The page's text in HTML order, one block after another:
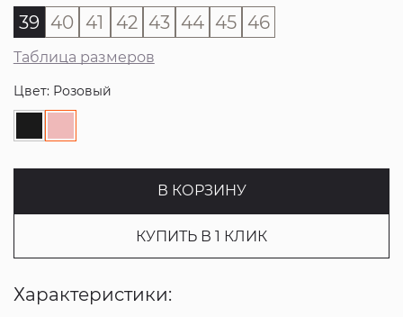
39 40 41 42 43 44 45 46
Таблица размеров
Цвет: Розовый
В КОРЗИНУ
КУПИТЬ В 1 КЛИК
Характеристики: